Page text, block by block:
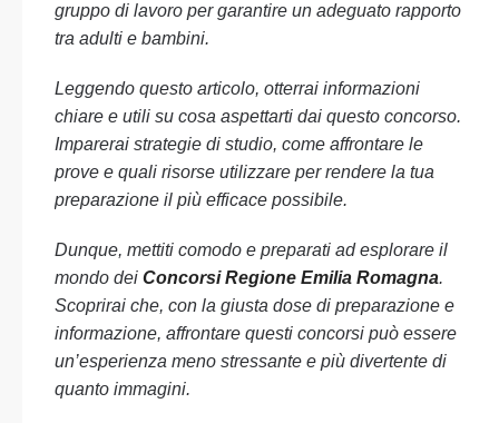
gruppo di lavoro per garantire un adeguato rapporto
tra adulti e bambini.
Leggendo questo articolo, otterrai informazioni
chiare e utili su cosa aspettarti dai questo concorso.
Imparerai strategie di studio, come affrontare le
prove e quali risorse utilizzare per rendere la tua
preparazione il più efficace possibile.
Dunque, mettiti comodo e preparati ad esplorare il
mondo dei Concorsi Regione Emilia Romagna.
Scoprirai che, con la giusta dose di preparazione e
informazione, affrontare questi concorsi può essere
un’esperienza meno stressante e più divertente di
quanto immagini.